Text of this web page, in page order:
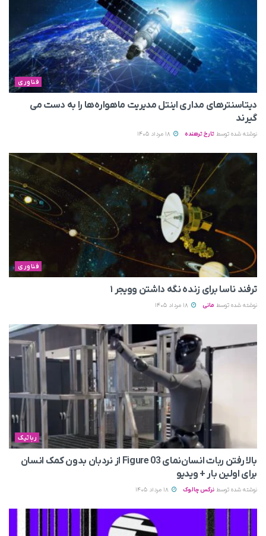
فناوری
دیتاسنترهای مداری اینتل مدیریت ماهواره‌ها را به دست می‌
گیرند
نوشته شده توسط تارخ ترهنده
فناوری
ترفند ناسا برای زنده نگه داشتن وویجر ۱
نوشته شده توسط مانی
رباتیک
بالا رفتن ربات انسان‌نمای Figure 03 از نردبان بدون کمک انسان
برای اولین بار + ویدیو
نوشته شده توسط نرگس چالوک